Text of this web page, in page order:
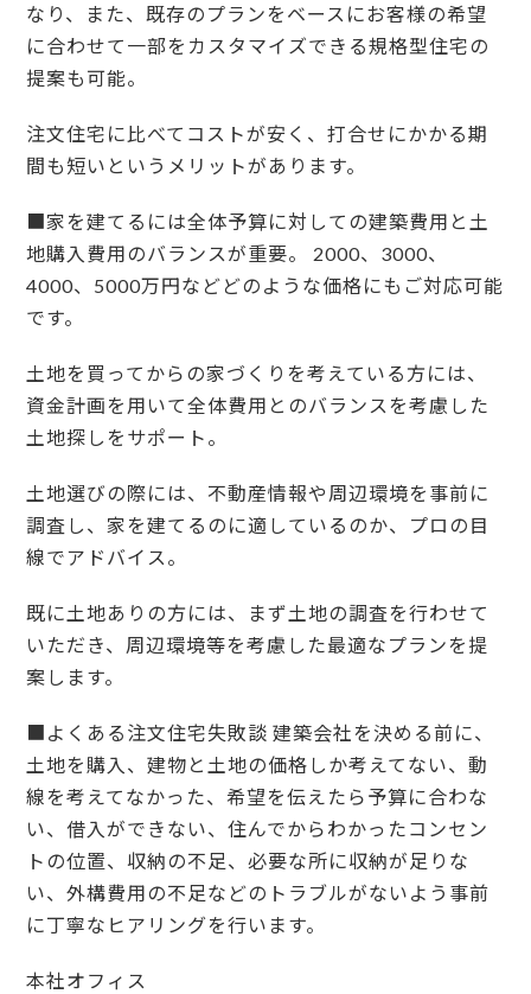
なり、また、既存のプランをベースにお客様の希望
に合わせて一部をカスタマイズできる規格型住宅の
提案も可能。
注文住宅に比べてコストが安く、打合せにかかる期
間も短いというメリットがあります。
■家を建てるには全体予算に対しての建築費用と土
地購入費用のバランスが重要。 2000、3000、
4000、5000万円などどのような価格にもご対応可能
です。
土地を買ってからの家づくりを考えている方には、
資金計画を用いて全体費用とのバランスを考慮した
土地探しをサポート。
土地選びの際には、不動産情報や周辺環境を事前に
調査し、家を建てるのに適しているのか、プロの目
線でアドバイス。
既に土地ありの方には、まず土地の調査を行わせて
いただき、周辺環境等を考慮した最適なプランを提
案します。
■よくある注文住宅失敗談 建築会社を決める前に、
土地を購入、建物と土地の価格しか考えてない、動
線を考えてなかった、希望を伝えたら予算に合わな
い、借入ができない、住んでからわかったコンセン
トの位置、収納の不足、必要な所に収納が足りな
い、外構費用の不足などのトラブルがないよう事前
に丁寧なヒアリングを行います。
本社オフィス